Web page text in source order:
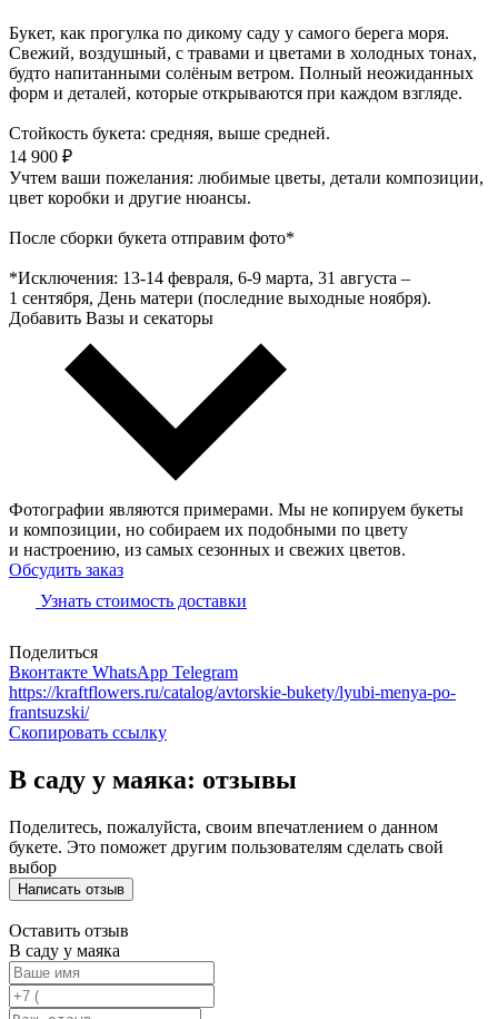
Букет, как прогулка по дикому саду у самого берега моря.
Свежий, воздушный, с травами и цветами в холодных тонах,
будто напитанными солёным ветром. Полный неожиданных
форм и деталей, которые открываются при каждом взгляде.
Стойкость букета: средняя, выше средней.
14 900 ₽
Учтем ваши пожелания: любимые цветы, детали композиции,
цвет коробки и другие нюансы.
После сборки букета отправим фото*
*Исключения: 13‑14 февраля, 6‑9 марта, 31 августа –
1 сентября, День матери (последние выходные ноября).
Добавить Вазы и секаторы
Фотографии являются примерами. Мы не копируем букеты
и композиции, но собираем их подобными по цвету
и настроению, из самых сезонных и свежих цветов.
Обсудить заказ
Узнать стоимость доставки
Поделиться
Вконтакте WhatsApp Telegram
https://kraftflowers.ru/catalog/avtorskie-bukety/lyubi-menya-po-
frantsuzski/
Скопировать ссылку
В саду у маяка: отзывы
Поделитесь, пожалуйста, своим впечатлением о данном
букете. Это поможет другим пользователям сделать свой
выбор
Написать отзыв
Оставить отзыв
В саду у маяка